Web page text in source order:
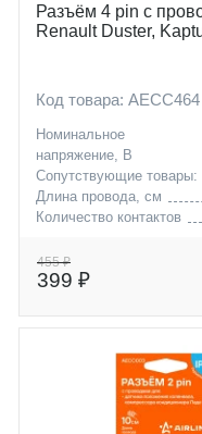
Разъём 4 pin с
Renault Duster,
Код товара: AECC464
Номинальное
напряжение, В
Сопутствующие товары:
Длина провода, см
Количество контактов
nissan
renault
455 ₽
399 ₽